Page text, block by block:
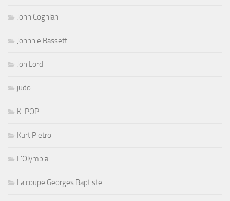
John Coghlan
Johnnie Bassett
Jon Lord
judo
K-POP
Kurt Pietro
L'Olympia
La coupe Georges Baptiste